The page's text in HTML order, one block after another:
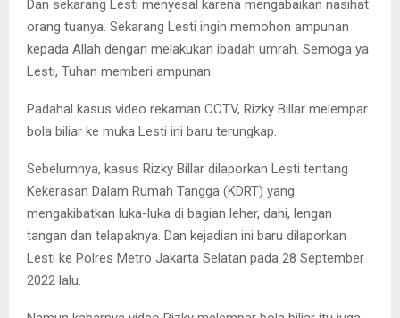
Dan sekarang Lesti menyesal karena mengabaikan nasihat
orang tuanya. Sekarang Lesti ingin memohon ampunan
kepada Allah dengan melakukan ibadah umrah. Semoga ya
Lesti, Tuhan memberi ampunan.
Padahal kasus video rekaman CCTV, Rizky Billar melempar
bola biliar ke muka Lesti ini baru terungkap.
Sebelumnya, kasus Rizky Billar dilaporkan Lesti tentang
Kekerasan Dalam Rumah Tangga (KDRT) yang
mengakibatkan luka-luka di bagian leher, dahi, lengan
tangan dan telapaknya. Dan kejadian ini baru dilaporkan
Lesti ke Polres Metro Jakarta Selatan pada 28 September
2022 lalu.